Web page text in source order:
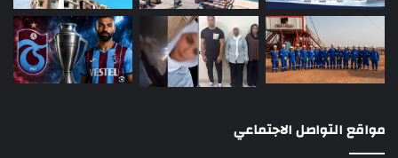
مواقع التواصل الاجتماعي